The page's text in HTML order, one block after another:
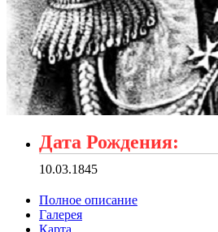
Дата Рождения:
10.03.1845
Полное описание
Галерея
Карта